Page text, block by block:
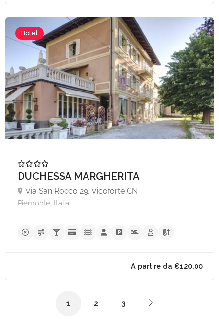
A partire da
Hotel
DUCHESSA MARGHERITA
Via San Rocco 29, Vicoforte CN
Piemonte, Italia
1 2 3